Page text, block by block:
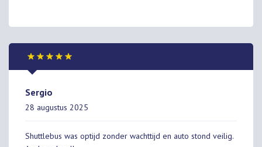
Sergio
28 augustus 2025
Shuttlebus was optijd zonder wachttijd en auto stond veilig.